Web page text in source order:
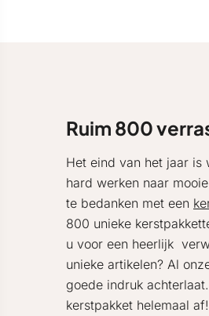
Ruim 800
Het eind van het jaar is
hard werken naar
te bedanken met een
800 unieke
u voor een heerlijk
unieke artikelen? Al
goede indruk
kerstpakket helemaal